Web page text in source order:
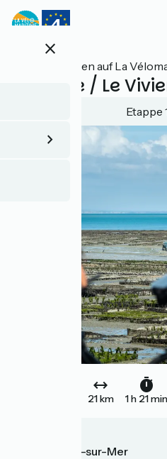
Direkt
zum
close
Alle Etappen auf La
Cancale / Le
Etappe
21 km 1 h 21 min
Le Vivier-sur-Mer